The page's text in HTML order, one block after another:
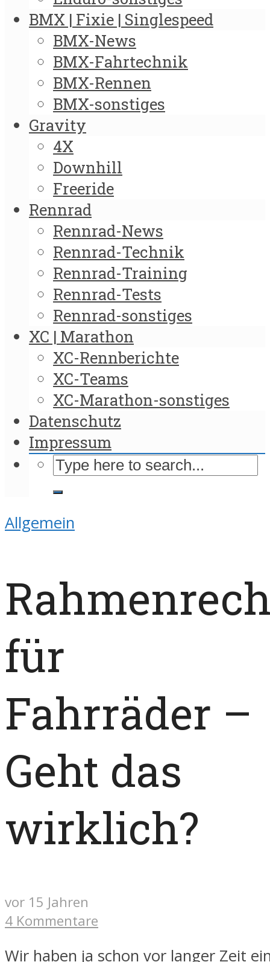
BMX | Fixie | Singlespeed
BMX-News
BMX-Fahrtechnik
BMX-Rennen
BMX-sonstiges
Gravity
4X
Downhill
Freeride
Rennrad
Rennrad-News
Rennrad-Technik
Rennrad-Training
Rennrad-Tests
Rennrad-sonstiges
XC | Marathon
XC-Rennberichte
XC-Teams
XC-Marathon-sonstiges
Datenschutz
Impressum
Allgemein
für
Fahrräder –
Geht das
wirklich?
vor 15 Jahren
4 Kommentare
Wir haben ja schon vor langer Zeit